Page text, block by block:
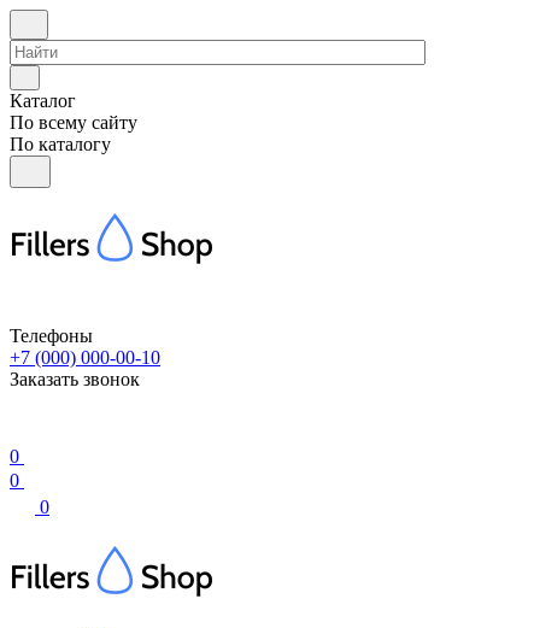
Каталог
По всему сайту
По каталогу
Телефоны
+7 (000) 000-00-10
Заказать звонок
0
0
0